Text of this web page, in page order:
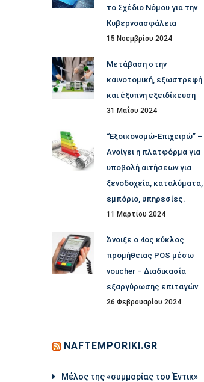
το Σχέδιο Νόμου για την
Κυβερνοασφάλεια
15 Νοεμβρίου 2024
Μετάβαση στην
καινοτομική, εξωστρεφή
και έξυπνη εξειδίκευση
31 Μαΐου 2024
“Εξοικονομώ-Επιχειρώ” –
Ανοίγει η πλατφόρμα για
υποβολή αιτήσεων για
ξενοδοχεία, καταλύματα,
εμπόριο, υπηρεσίες.
11 Μαρτίου 2024
Άνοιξε ο 4ος κύκλος
προμήθειας POS μέσω
voucher – Διαδικασία
εξαργύρωσης επιταγών
26 Φεβρουαρίου 2024
NAFTEMPORIKI.GR
Μέλος της «συμμορίας του Έντικ»